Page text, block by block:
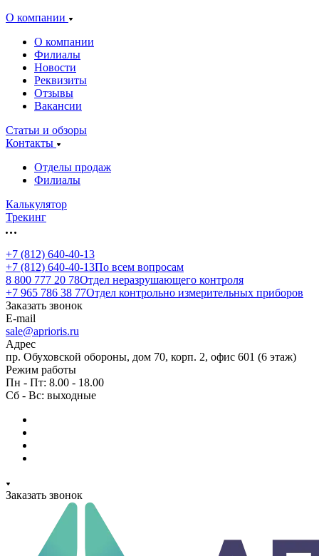
О компании
О компании
Филиалы
Новости
Реквизиты
Отзывы
Вакансии
Статьи и обзоры
Контакты
Отделы продаж
Филиалы
Калькулятор
Трекинг
+7 (812) 640-40-13
+7 (812) 640-40-13По всем вопросам
8 800 777 20 78Отдел неразрушающего контроля
+7 965 786 38 77Отдел контрольно измерительных приборов
Заказать звонок
E-mail
sale@aprioris.ru
Адрес
пр. Обуховской обороны, дом 70, корп. 2, офис 601 (6 этаж)
Режим работы
Пн - Пт: 8.00 - 18.00
Сб - Вс: выходные
Заказать звонок